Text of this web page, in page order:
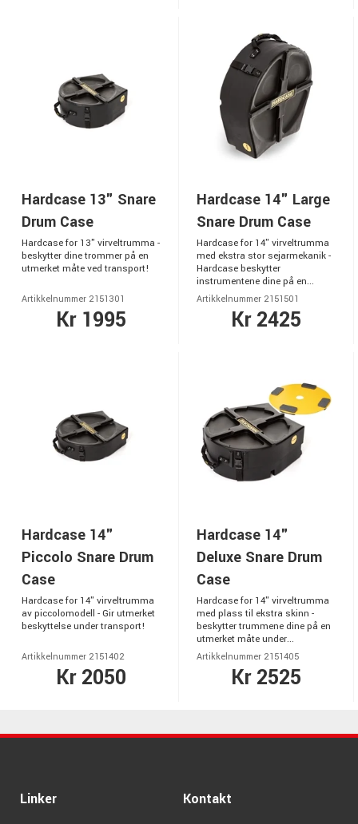
Hardcase 13" Snare
Drum Case
Hardcase for 13" virveltrumma -
beskytter dine trommer på en
utmerket måte ved transport!
Artikkelnummer 2151301
Kr 1995
Hardcase 14" Large
Snare Drum Case
Hardcase for 14" virveltrumma
med ekstra stor sejarmekanik -
Hardcase beskytter
instrumentene dine på en...
Artikkelnummer 2151501
Kr 2425
Hardcase 14"
Piccolo Snare Drum
Case
Hardcase for 14" virveltrumma
av piccolomodell - Gir utmerket
beskyttelse under transport!
Artikkelnummer 2151402
Kr 2050
Hardcase 14"
Deluxe Snare Drum
Case
Hardcase for 14" virveltrumma
med plass til ekstra skinn -
beskytter trummene dine på en
utmerket måte under...
Artikkelnummer 2151405
Kr 2525
Linker Kontakt